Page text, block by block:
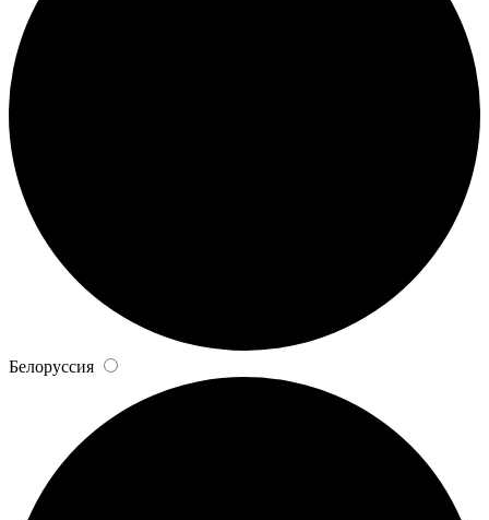
Белоруссия